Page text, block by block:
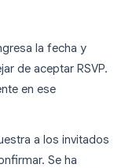
la fecha y
de aceptar RSVP.
en ese
a los invitados
Se ha